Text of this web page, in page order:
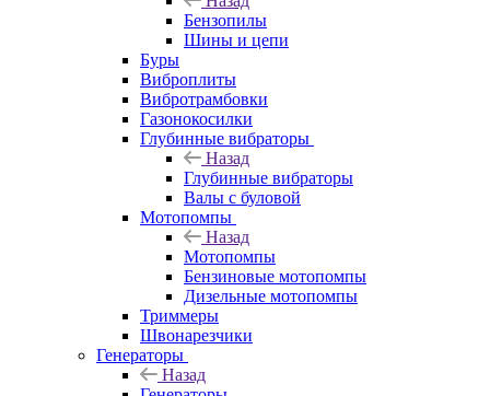
Бензопилы
Шины и цепи
Буры
Виброплиты
Вибротрамбовки
Газонокосилки
Глубинные вибраторы
Назад
Глубинные вибраторы
Валы с буловой
Мотопомпы
Назад
Мотопомпы
Бензиновые мотопомпы
Дизельные мотопомпы
Триммеры
Швонарезчики
Генераторы
Назад